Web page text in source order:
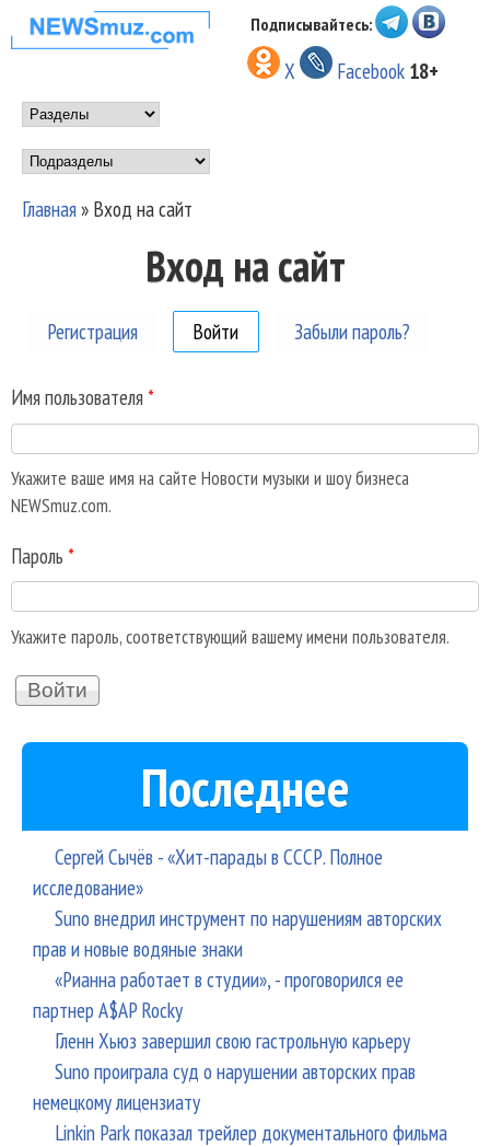
Перейти к основному
содержанию
НОВОСТИ
МУЗЫКИ И
ШОУ БИЗНЕСА
NEWSMUZ.COM
Подписывайтесь:
X Facebook 18+
Main menu
Подразделы
Вы здесь
Главная» Вход на сайт
Вход на сайт
Регистрация Войти (активная вкладка)
Забыли пароль?
Имя пользователя *
Укажите ваше имя на сайте Новости музыки и шоу бизнеса
NEWSmuz.com.
Пароль *
Укажите пароль, соответствующий вашему имени пользователя.
Последнее
Сергей Сычёв - «Хит-парады в СССР. Полное
исследование»
Suno внедрил инструмент по нарушениям авторских
прав и новые водяные знаки
«Рианна работает в студии», - проговорился ее
партнер A$AP Rocky
Гленн Хьюз завершил свою гастрольную карьеру
Suno проиграла суд о нарушении авторских прав
немецкому лицензиату
Linkin Park показал трейлер документального фильма